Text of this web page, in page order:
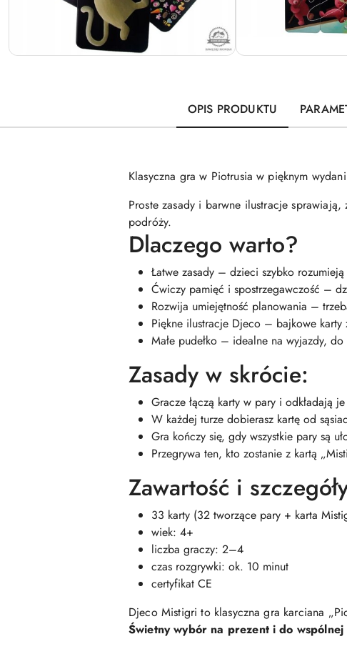
OPIS PRODUKTU
Klasyczna gra w Piotrusia w pięknym
Proste zasady i barwne ilustracje
podróży.
Dlaczego warto?
Łatwe zasady – dzieci szybko
Ćwiczy pamięć i spostrzegawczość –
Rozwija umiejętność planowania –
Piękne ilustracje Djeco – bajkowe
Małe pudełko – idealne na wyjazdy,
Zasady w skrócie:
Gracze łączą karty w pary i odkładają
W każdej turze dobierasz kartę od
Gra kończy się, gdy wszystkie pary są
Przegrywa ten, kto zostanie z kartą
Zawartość i
33 karty (32 tworzące pary + karta
wiek: 4+
liczba graczy: 2–4
czas rozgrywki: ok. 10 minut
certyfikat CE
Djeco Mistigri to klasyczna gra karciana
Świetny wybór na prezent i do